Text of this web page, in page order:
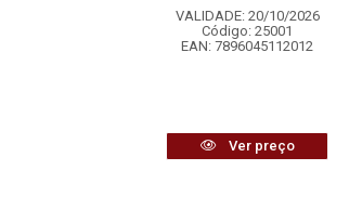
VALIDADE: 20/10/2026
Código: 25001
EAN: 7896045112012
Ver preço